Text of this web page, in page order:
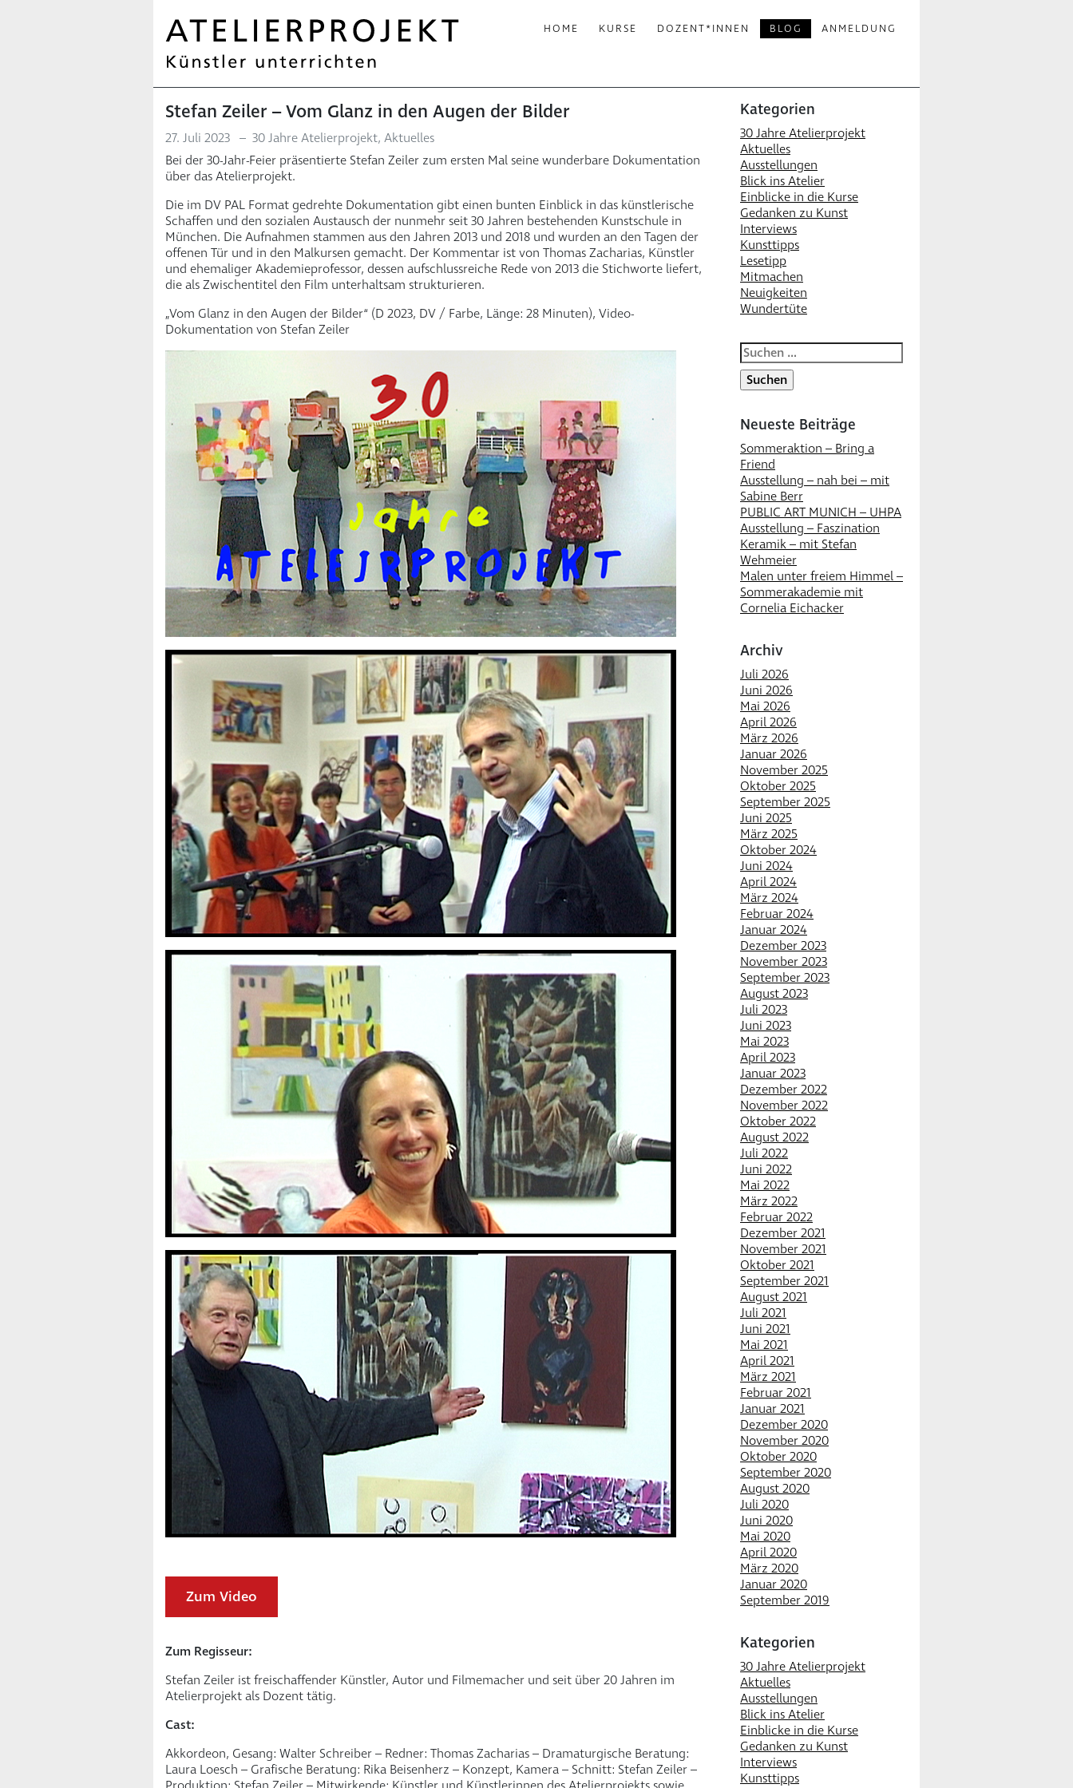
HOME KURSE DOZENT*INNEN BLOG ANMELDUNG
Stefan Zeiler – Vom Glanz in den Augen der Bilder
27. Juli 2023 – 30 Jahre Atelierprojekt, Aktuelles
Bei der 30-Jahr-Feier präsentierte Stefan Zeiler zum ersten Mal seine wunderbare Dokumentation
über das Atelierprojekt.
Die im DV PAL Format gedrehte Dokumentation gibt einen bunten Einblick in das künstlerische
Schaffen und den sozialen Austausch der nunmehr seit 30 Jahren bestehenden Kunstschule in
München. Die Aufnahmen stammen aus den Jahren 2013 und 2018 und wurden an den Tagen der
offenen Tür und in den Malkursen gemacht. Der Kommentar ist von Thomas Zacharias, Künstler
und ehemaliger Akademieprofessor, dessen aufschlussreiche Rede von 2013 die Stichworte liefert,
die als Zwischentitel den Film unterhaltsam strukturieren.
„Vom Glanz in den Augen der Bilder“ (D 2023, DV / Farbe, Länge: 28 Minuten), Video-
Dokumentation von Stefan Zeiler
Zum Video
Zum Regisseur:
Stefan Zeiler ist freischaffender Künstler, Autor und Filmemacher und seit über 20 Jahren im
Atelierprojekt als Dozent tätig.
Cast:
Akkordeon, Gesang: Walter Schreiber – Redner: Thomas Zacharias – Dramaturgische Beratung:
Laura Loesch – Grafische Beratung: Rika Beisenherz – Konzept, Kamera – Schnitt: Stefan Zeiler –
Kategorien
30 Jahre Atelierprojekt
Aktuelles
Ausstellungen
Blick ins Atelier
Einblicke in die Kurse
Gedanken zu Kunst
Interviews
Kunsttipps
Lesetipp
Mitmachen
Neuigkeiten
Wundertüte
Suchen
nach:
Neueste Beiträge
Sommeraktion – Bring a
Friend
Ausstellung – nah bei – mit
Sabine Berr
PUBLIC ART MUNICH – UHPA
Ausstellung – Faszination
Keramik – mit Stefan
Wehmeier
Malen unter freiem Himmel –
Sommerakademie mit
Cornelia Eichacker
Archiv
Juli 2026
Juni 2026
Mai 2026
April 2026
März 2026
Januar 2026
November 2025
Oktober 2025
September 2025
Juni 2025
März 2025
Oktober 2024
Juni 2024
April 2024
März 2024
Februar 2024
Januar 2024
Dezember 2023
November 2023
September 2023
August 2023
Juli 2023
Juni 2023
Mai 2023
April 2023
Januar 2023
Dezember 2022
November 2022
Oktober 2022
August 2022
Juli 2022
Juni 2022
Mai 2022
März 2022
Februar 2022
Dezember 2021
November 2021
Oktober 2021
September 2021
August 2021
Juli 2021
Juni 2021
Mai 2021
April 2021
März 2021
Februar 2021
Januar 2021
Dezember 2020
November 2020
Oktober 2020
September 2020
August 2020
Juli 2020
Juni 2020
Mai 2020
April 2020
März 2020
Januar 2020
September 2019
Kategorien
30 Jahre Atelierprojekt
Aktuelles
Ausstellungen
Blick ins Atelier
Einblicke in die Kurse
Gedanken zu Kunst
Interviews
Kunsttipps